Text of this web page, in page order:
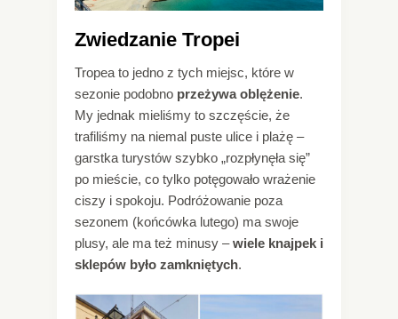
Zwiedzanie Tropei
Tropea to jedno z tych miejsc, które w
sezonie podobno przeżywa oblężenie.
My jednak mieliśmy to szczęście, że
trafiliśmy na niemal puste ulice i plażę –
garstka turystów szybko „rozpłynęła się”
po mieście, co tylko potęgowało wrażenie
ciszy i spokoju. Podróżowanie poza
sezonem (końcówka lutego) ma swoje
plusy, ale ma też minusy –wiele knajpek i
sklepów było zamkniętych.